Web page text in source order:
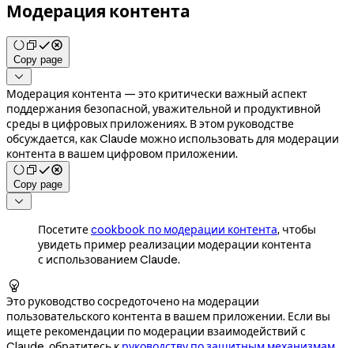
Модерация контента
Copy page

Модерация контента — это критически важный аспект
поддержания безопасной, уважительной и продуктивной
среды в цифровых приложениях. В этом руководстве
обсуждается, как Claude можно использовать для модерации
контента в вашем цифровом приложении.
Copy page

Посетитеcookbook по модерации контента, чтобы
увидеть пример реализации модерации контента
с использованием Claude.

Это руководство сосредоточено на модерации
пользовательского контента в вашем приложении. Если вы
ищете рекомендации по модерации взаимодействий с